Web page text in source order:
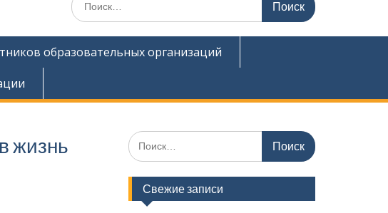
по:
образовательных организаций
жизнь
Поиск
по:
Свежие записи